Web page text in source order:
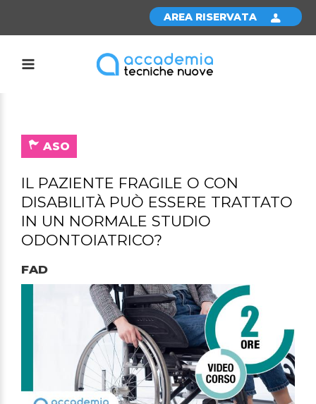
AREA RISERVATA
ASO
IL PAZIENTE FRAGILE O CON
DISABILITÀ PUÒ ESSERE TRATTATO
IN UN NORMALE STUDIO
ODONTOIATRICO?
FAD